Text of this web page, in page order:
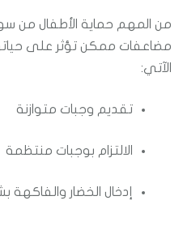
من المهم حماية الأطفال من
مضاعفات ممكن تؤثر على
الآتي:
تقديم وجبات متوازنة
الالتزام بوجبات منتظمة
إدخال الخضار